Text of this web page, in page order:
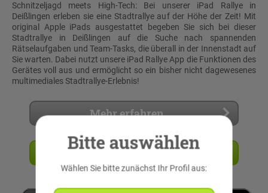
Schnitzeljagd meets High-Tech: Bei unserer iPad Rallye in
Deißlingen erleben sie eine Stadtrallye auf der Höhe der Zeit! Mit
original Apple iPads ausgestattet begeben Sie sich bei dieser
Stadtrallye in Deißlingen auf die Suche nach spannenden
Rätselaufgaben und Team-Tasks, die überall in der Innenstadt auf
Sie warten. Dabei nutzt unsere iPad Rallye App die Funktionen des
Gerätes voll aus und ermöglicht so ein bisher nicht dagewesenes
multimediales Stadtrallye-Erlebnis!
Mehr erfahren
Angebot anfordern
Bitte auswählen
Wählen Sie bitte zunächst Ihr Profil aus: